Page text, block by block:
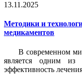
13.11.2025
Методики и
медикаментов
В современном
является одним из
эффективность